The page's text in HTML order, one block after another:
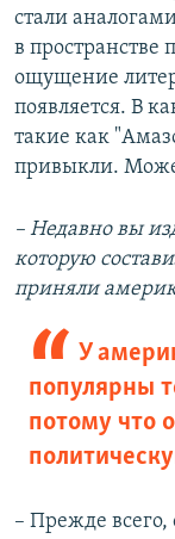
стали
в пространстве
ощущение
появляется. В
такие как
привыкли.
– Недавно вы
которую
приняли
У
популярны
потому что
– Прежде всего,